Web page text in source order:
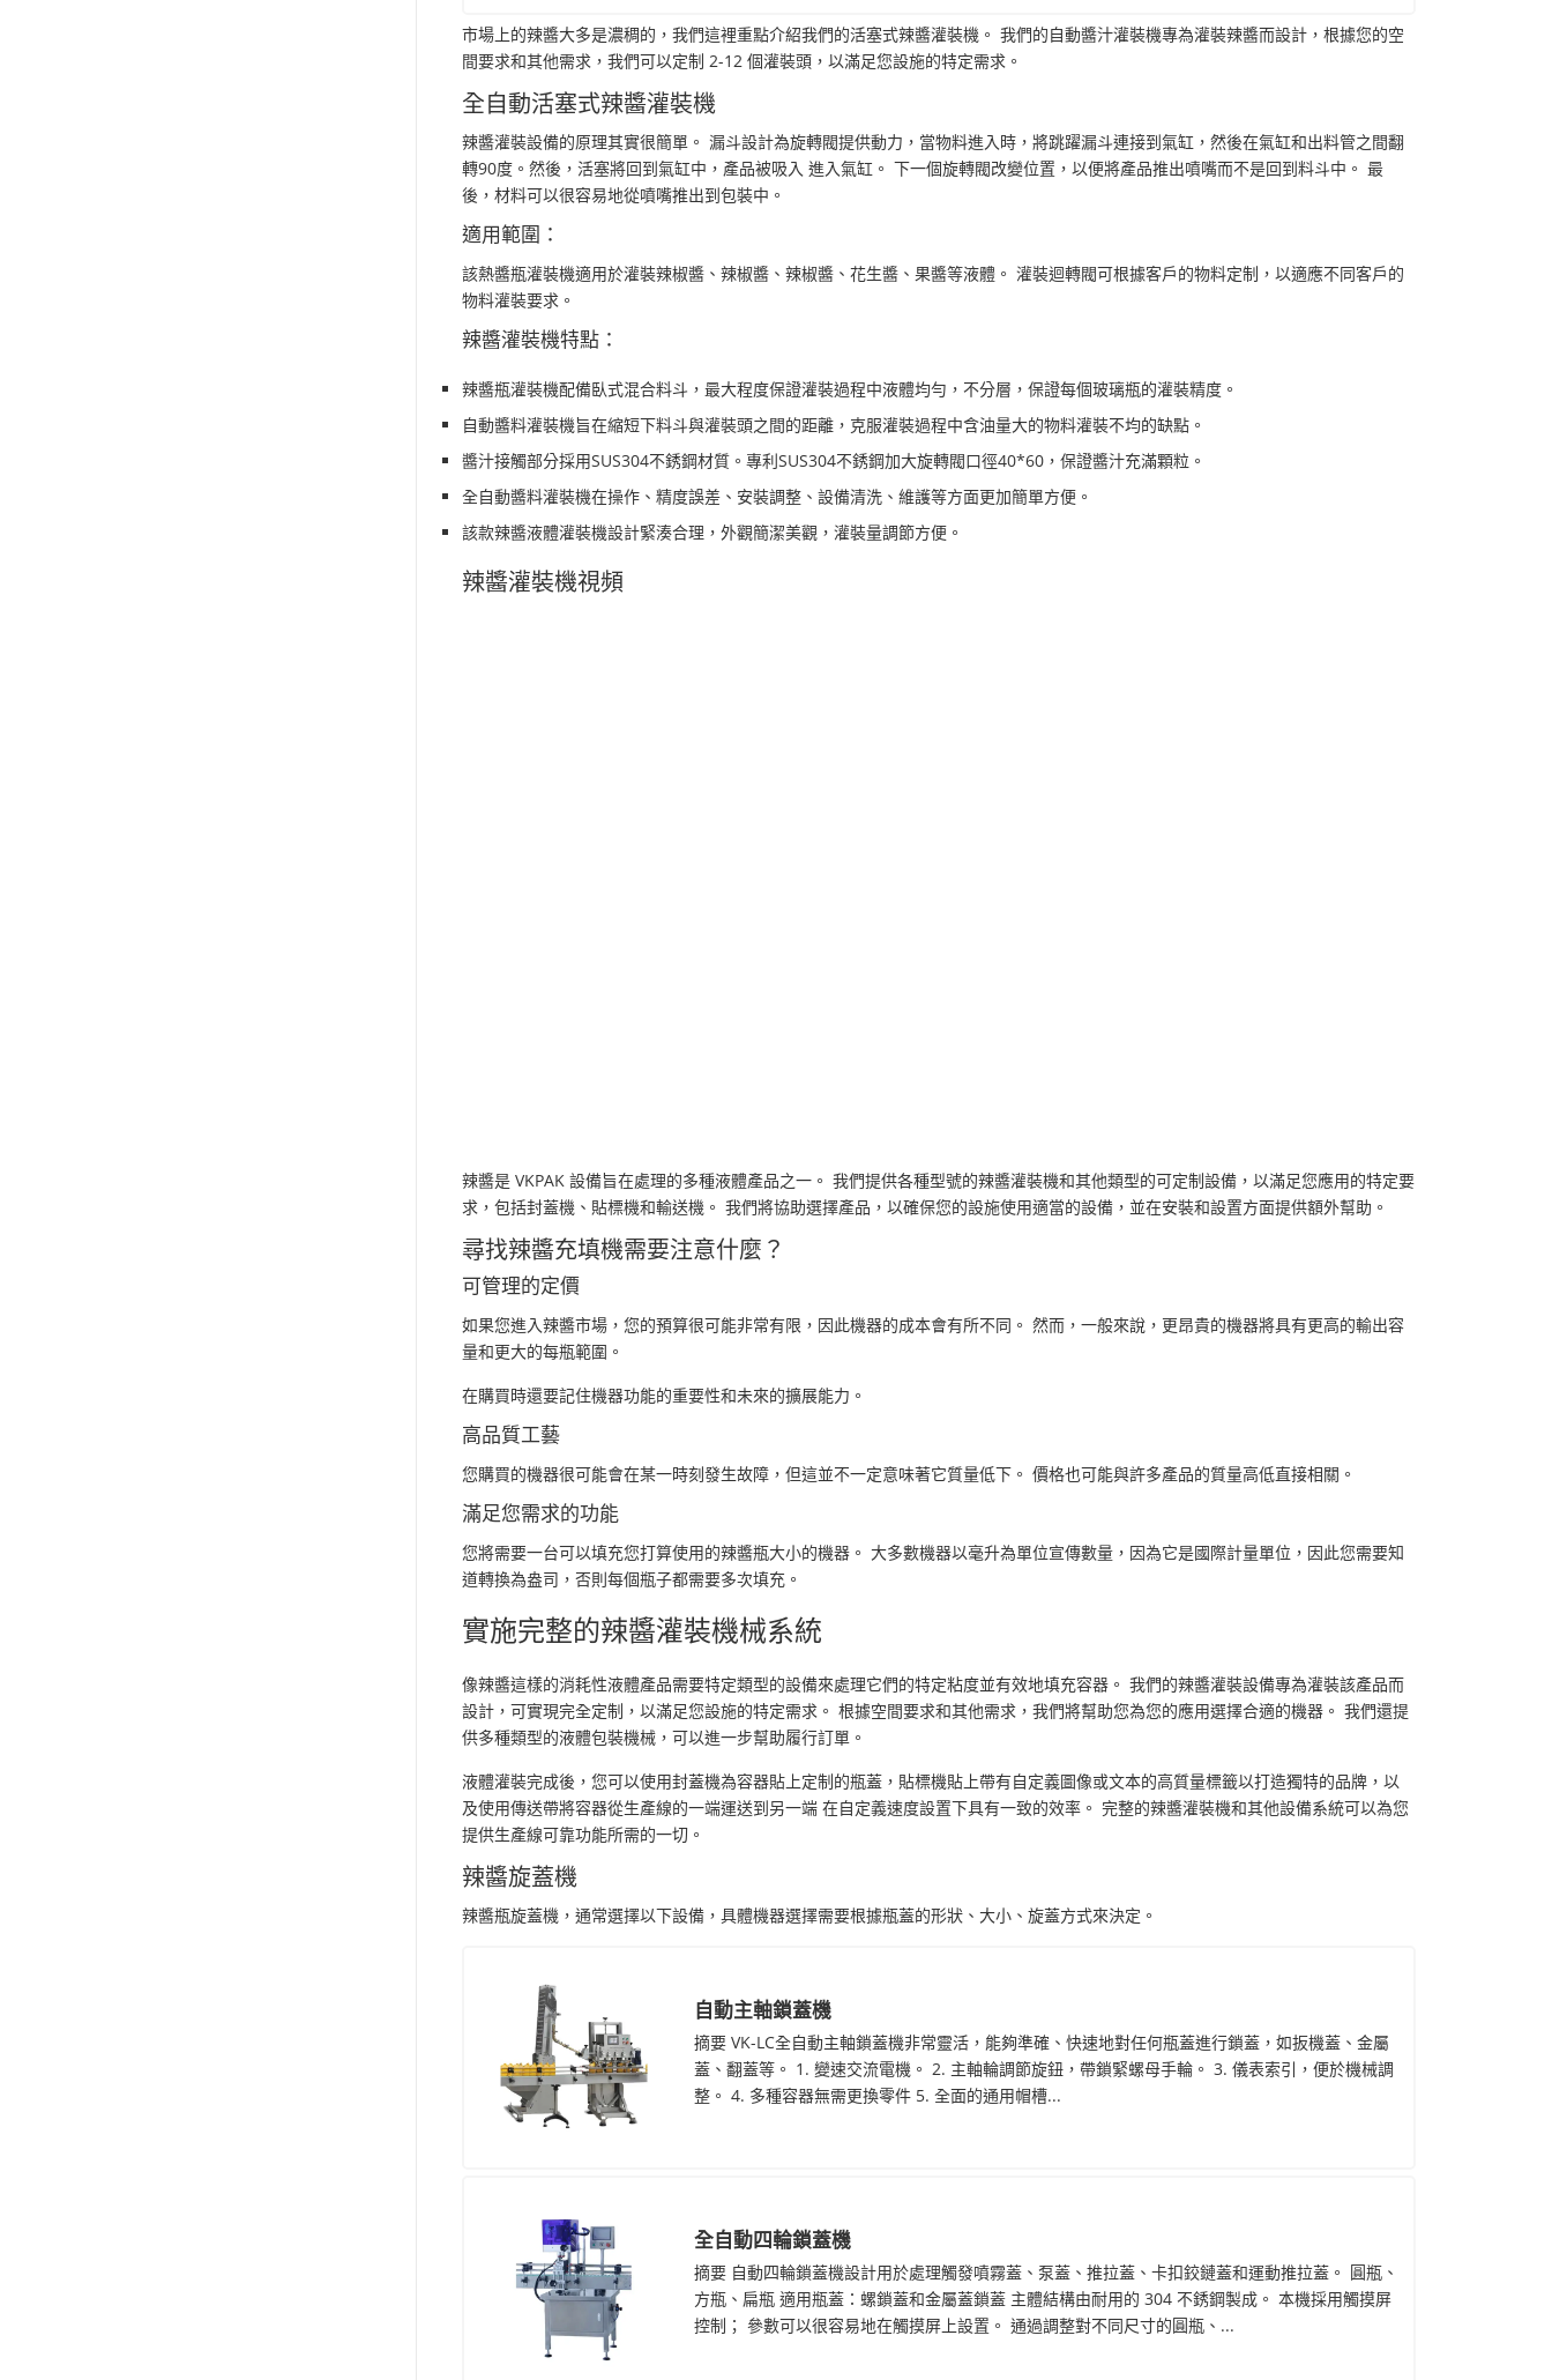
市場上的辣醬大多是濃稠的，我們這裡重點介紹我們的活塞式辣醬灌裝機。 我們的自動醬汁灌裝機專為灌裝辣醬而設計，根據您的空
間要求和其他需求，我們可以定制 2-12 個灌裝頭，以滿足您設施的特定需求。
全自動活塞式辣醬灌裝機
辣醬灌裝設備的原理其實很簡單。 漏斗設計為旋轉閥提供動力，當物料進入時，將跳躍漏斗連接到氣缸，然後在氣缸和出料管之間翻
轉90度。然後，活塞將回到氣缸中，產品被吸入 進入氣缸。 下一個旋轉閥改變位置，以便將產品推出噴嘴而不是回到料斗中。 最
後，材料可以很容易地從噴嘴推出到包裝中。
適用範圍：
該熱醬瓶灌裝機適用於灌裝辣椒醬、辣椒醬、辣椒醬、花生醬、果醬等液體。 灌裝迴轉閥可根據客戶的物料定制，以適應不同客戶的
物料灌裝要求。
辣醬灌裝機特點：
辣醬瓶灌裝機配備臥式混合料斗，最大程度保證灌裝過程中液體均勻，不分層，保證每個玻璃瓶的灌裝精度。
自動醬料灌裝機旨在縮短下料斗與灌裝頭之間的距離，克服灌裝過程中含油量大的物料灌裝不均的缺點。
醬汁接觸部分採用SUS304不銹鋼材質。專利SUS304不銹鋼加大旋轉閥口徑40*60，保證醬汁充滿顆粒。
全自動醬料灌裝機在操作、精度誤差、安裝調整、設備清洗、維護等方面更加簡單方便。
該款辣醬液體灌裝機設計緊湊合理，外觀簡潔美觀，灌裝量調節方便。
辣醬灌裝機視頻
辣醬是 VKPAK 設備旨在處理的多種液體產品之一。 我們提供各種型號的辣醬灌裝機和其他類型的可定制設備，以滿足您應用的特定要
求，包括封蓋機、貼標機和輸送機。 我們將協助選擇產品，以確保您的設施使用適當的設備，並在安裝和設置方面提供額外幫助。
尋找辣醬充填機需要注意什麼？
可管理的定價
如果您進入辣醬市場，您的預算很可能非常有限，因此機器的成本會有所不同。 然而，一般來說，更昂貴的機器將具有更高的輸出容
量和更大的每瓶範圍。
在購買時還要記住機器功能的重要性和未來的擴展能力。
高品質工藝
您購買的機器很可能會在某一時刻發生故障，但這並不一定意味著它質量低下。 價格也可能與許多產品的質量高低直接相關。
滿足您需求的功能
您將需要一台可以填充您打算使用的辣醬瓶大小的機器。 大多數機器以毫升為單位宣傳數量，因為它是國際計量單位，因此您需要知
道轉換為盎司，否則每個瓶子都需要多次填充。
實施完整的辣醬灌裝機械系統
像辣醬這樣的消耗性液體產品需要特定類型的設備來處理它們的特定粘度並有效地填充容器。 我們的辣醬灌裝設備專為灌裝該產品而
設計，可實現完全定制，以滿足您設施的特定需求。 根據空間要求和其他需求，我們將幫助您為您的應用選擇合適的機器。 我們還提
供多種類型的液體包裝機械，可以進一步幫助履行訂單。
液體灌裝完成後，您可以使用封蓋機為容器貼上定制的瓶蓋，貼標機貼上帶有自定義圖像或文本的高質量標籤以打造獨特的品牌，以
及使用傳送帶將容器從生產線的一端運送到另一端 在自定義速度設置下具有一致的效率。 完整的辣醬灌裝機和其他設備系統可以為您
提供生產線可靠功能所需的一切。
辣醬旋蓋機
辣醬瓶旋蓋機，通常選擇以下設備，具體機器選擇需要根據瓶蓋的形狀、大小、旋蓋方式來決定。
自動主軸鎖蓋機
摘要 VK-LC全自動主軸鎖蓋機非常靈活，能夠準確、快速地對任何瓶蓋進行鎖蓋，如扳機蓋、金屬
蓋、翻蓋等。 1. 變速交流電機。 2. 主軸輪調節旋鈕，帶鎖緊螺母手輪。 3. 儀表索引，便於機械調
整。 4. 多種容器無需更換零件 5. 全面的通用帽槽...
全自動四輪鎖蓋機
摘要 自動四輪鎖蓋機設計用於處理觸發噴霧蓋、泵蓋、推拉蓋、卡扣鉸鏈蓋和運動推拉蓋。 圓瓶、
方瓶、扁瓶 適用瓶蓋：螺鎖蓋和金屬蓋鎖蓋 主體結構由耐用的 304 不銹鋼製成。 本機採用觸摸屏
控制； 參數可以很容易地在觸摸屏上設置。 通過調整對不同尺寸的圓瓶、...